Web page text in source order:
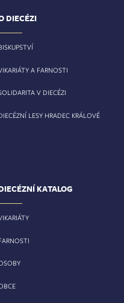
DIECÉZI
A FARNOSTI
V DIECÉZI
LESY HRADEC KRÁLOVÉ
KATALOG